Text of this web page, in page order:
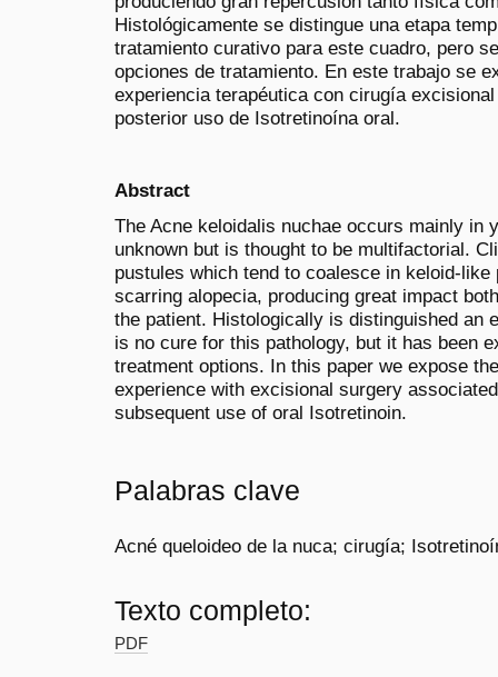
Histológicamente se distingue una etapa
tratamiento curativo para este cuadro, pero
opciones de tratamiento. En este trabajo se
experiencia terapéutica con cirugía
posterior uso de Isotretinoína oral.
Abstract
The Acne keloidalis nuchae occurs mainly in
unknown but is thought to be multifactorial.
pustules which tend to coalesce in keloid-
scarring alopecia, producing great impact
the patient. Histologically is distinguished an
is no cure for this pathology, but it has been
treatment options. In this paper we expose
experience with excisional surgery
subsequent use of oral Isotretinoin.
Palabras clave
Acné queloideo de la nuca; cirugía;
Texto completo:
PDF